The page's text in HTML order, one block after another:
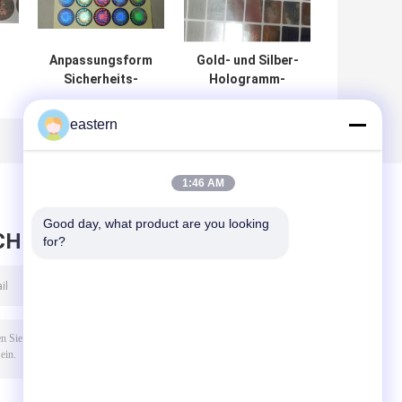
Anpassungsform
Sicherheits-
Hologramm-
Aufkleber
Gold- und Silber-
Hologramm-
Siegel-Aufkleber
HINTERLASSEN
eastern
1:46 AM
Good day, what product are you looking
for?